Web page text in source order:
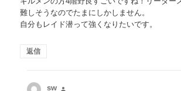
難しそうなのでたまにしかしません。
自分もレイド潜って強くなりたいです。
返信
sw